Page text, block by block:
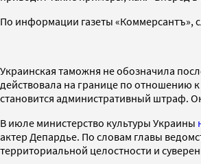
По информации газеты «Коммерсантъ»,
Украинская таможня не обозначила
действовала на границе по отношению
становится административный штраф.
В июле министерство культуры Украины
актер Депардье. По словам главы
территориальной целостности и